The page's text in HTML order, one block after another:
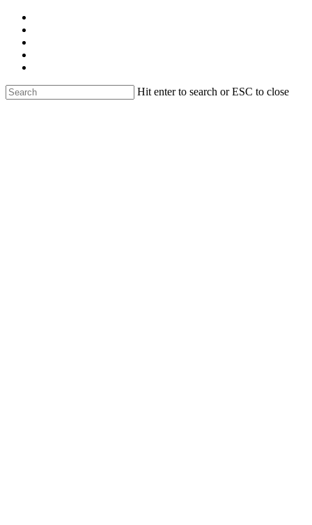
Skip
main
content
Hit enter to search or ESC to close